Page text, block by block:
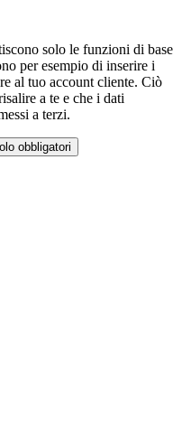
solo le funzioni di base
per esempio di inserire i
al tuo account cliente. Ciò
a te e che i dati
a terzi.
obbligatori